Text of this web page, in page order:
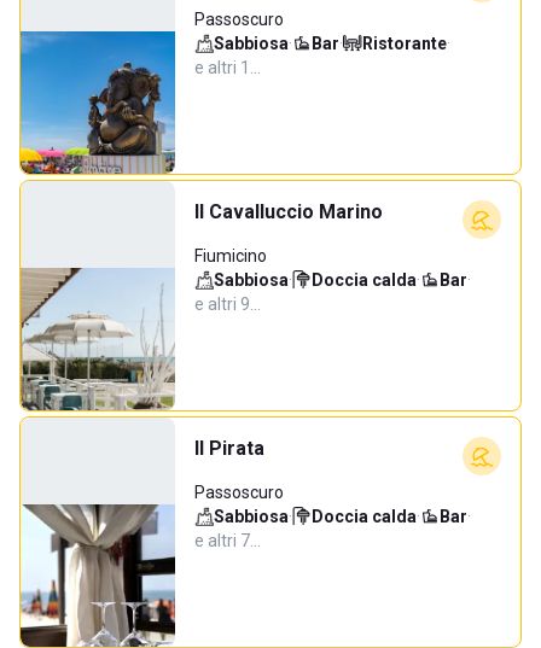
Passoscuro
Sabbiosa· Bar· Ristorante·
e altri 1…
Il Cavalluccio Marino
Fiumicino
Sabbiosa· Doccia calda· Bar·
e altri 9…
Il Pirata
Passoscuro
Sabbiosa· Doccia calda· Bar·
e altri 7…